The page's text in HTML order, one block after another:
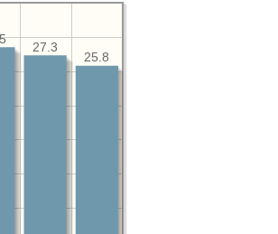
25.8
27.3